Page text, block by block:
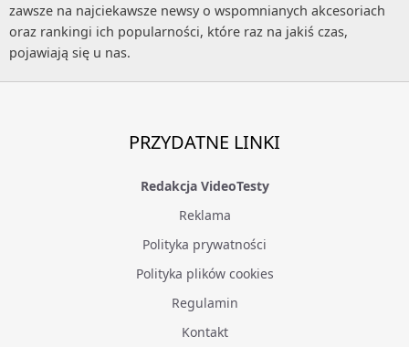
zawsze na najciekawsze newsy o wspomnianych akcesoriach
oraz rankingi ich popularności, które raz na jakiś czas,
pojawiają się u nas.
PRZYDATNE LINKI
Redakcja VideoTesty
Reklama
Polityka prywatności
Polityka plików cookies
Regulamin
Kontakt